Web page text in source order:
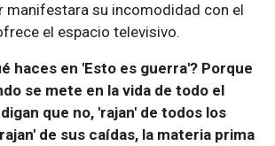
manifestara su incomodidad con el
el espacio televisivo.
haces en 'Esto es guerra'? Porque
se mete en la vida de todo el
que no, 'rajan' de todos los
de sus caídas, la materia prima